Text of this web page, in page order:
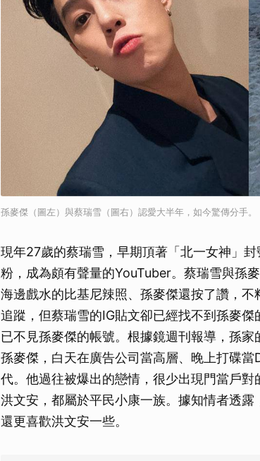
孫麥傑（圖左）與蔡瑞雪（圖右）認愛大半年，如今驚傳分手
現年27歲的蔡瑞雪，早期頂著「北一女神」
粉，成為頗有聲量的YouTuber。蔡瑞雪與孫
海邊戲水的比基尼辣照、孫麥傑還按了讚，
追蹤，但蔡瑞雪的IG貼文卻已經找不到孫麥
已不見孫麥傑的帳號。根據鏡週刊報導，孫
孫麥傑，白天在廣告公司當高層、晚上打碟
代。他過往被爆出的戀情，很少出現門當戶
洪文安，都屬於平民小康一族。據知情者透
還更喜歡洪文安一些。